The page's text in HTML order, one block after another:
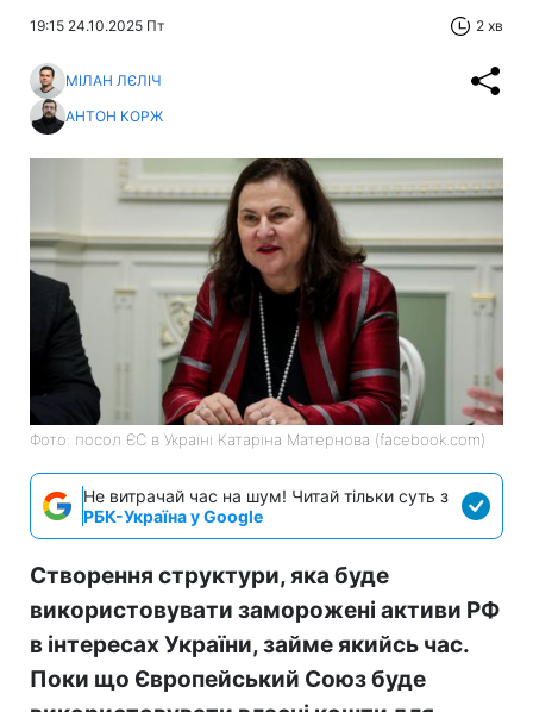
19:15 24.10.2025 Пт 2 хв
МІЛАН ЛЄЛІЧ
АНТОН КОРЖ
Фото: посол ЄС в Україні Катаріна Матернова (facebook.com)
Не витрачай час на шум! Читай тільки суть з
РБК-Україна у Google
Створення структури, яка буде
використовувати заморожені активи РФ
в інтересах України, займе якийсь час.
Поки що Європейський Союз буде